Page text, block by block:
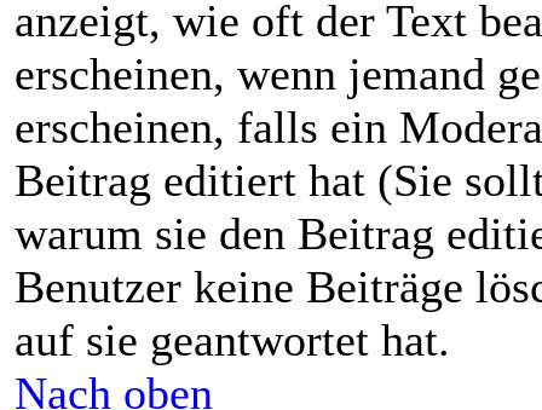
anzeigt, wie oft der Text
erscheinen, wenn jemand
erscheinen, falls ein
Beitrag editiert hat (Sie
warum sie den Beitrag
Benutzer keine Beiträge
auf sie geantwortet hat.
Nach oben